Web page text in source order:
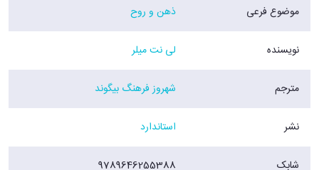
موضوع فرعی ذهن و روح
نویسنده لی نت میلر
مترجم شهروز فرهنگ بیگوند
نشر استاندارد
شابک 9789646255388